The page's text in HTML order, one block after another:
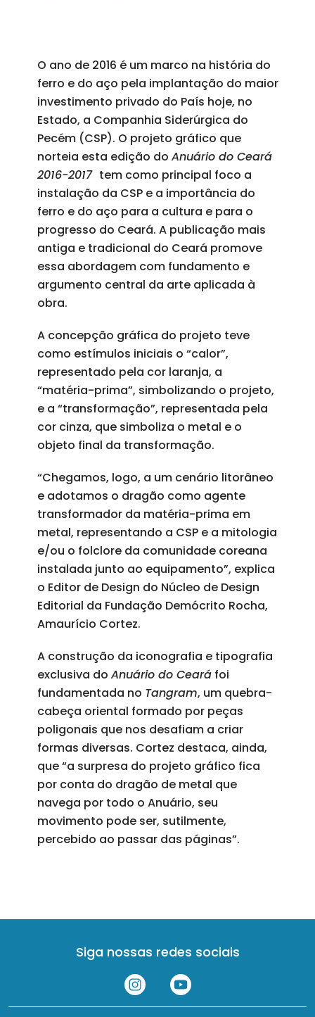
O ano de 2016 é um marco na história do
ferro e do aço pela implantação do maior
investimento privado do País hoje, no
Estado, a Companhia Siderúrgica do
Pecém (CSP). O projeto gráfico que
norteia esta edição do Anuário do Ceará
2016-2017 tem como principal foco a
instalação da CSP e a importância do
ferro e do aço para a cultura e para o
progresso do Ceará. A publicação mais
antiga e tradicional do Ceará promove
essa abordagem com fundamento e
argumento central da arte aplicada à
obra.
A concepção gráfica do projeto teve
como estímulos iniciais o “calor”,
representado pela cor laranja, a
“matéria-prima”, simbolizando o projeto,
e a “transformação”, representada pela
cor cinza, que simboliza o metal e o
objeto final da transformação.
“Chegamos, logo, a um cenário litorâneo
e adotamos o dragão como agente
transformador da matéria-prima em
metal, representando a CSP e a mitologia
e/ou o folclore da comunidade coreana
instalada junto ao equipamento”, explica
o Editor de Design do Núcleo de Design
Editorial da Fundação Demócrito Rocha,
Amaurício Cortez.
A construção da iconografia e tipografia
exclusiva do Anuário do Cearáfoi
fundamentada no Tangram, um quebra-
cabeça oriental formado por peças
poligonais que nos desafiam a criar
formas diversas. Cortez destaca, ainda,
que “a surpresa do projeto gráfico fica
por conta do dragão de metal que
navega por todo o Anuário, seu
movimento pode ser, sutilmente,
percebido ao passar das páginas”.
Siga nossas redes sociais